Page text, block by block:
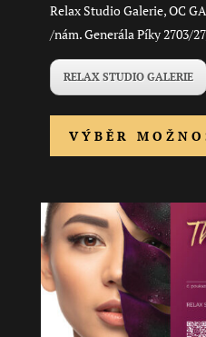
Relax Studio Galerie, OC
/nám. Generála Píky 2703/
RELAX STUDIO GALERIE
VÝBĚR